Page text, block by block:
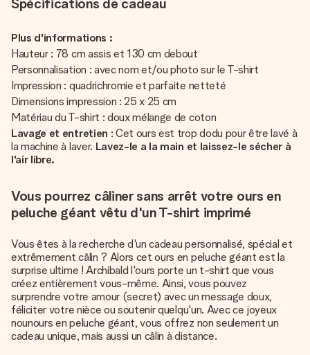
Spécifications de cadeau
Plus d'informations :
Hauteur : 78 cm assis et 130 cm debout
Personnalisation : avec nom et/ou photo sur le T-shirt
Impression : quadrichromie et parfaite netteté
Dimensions impression : 25 x 25 cm
Matériau du T-shirt : doux mélange de coton
Lavage et entretien : Cet ours est trop dodu pour être lavé à
la machine à laver. Lavez-le a la main et laissez-le sécher à
l'air libre.
Vous pourrez câliner sans arrêt votre ours en
peluche géant vêtu d'un T-shirt imprimé
Vous êtes à la recherche d'un cadeau personnalisé, spécial et
extrêmement câlin ? Alors cet ours en peluche géant est la
surprise ultime ! Archibald l'ours porte un t-shirt que vous
créez entièrement vous-même. Ainsi, vous pouvez
surprendre votre amour (secret) avec un message doux,
féliciter votre nièce ou soutenir quelqu'un. Avec ce joyeux
nounours en peluche géant, vous offrez non seulement un
cadeau unique, mais aussi un câlin à distance.